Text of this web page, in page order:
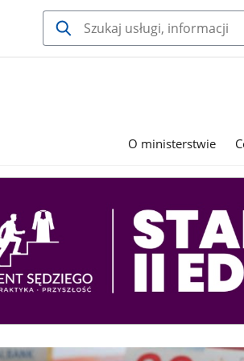
O ministerstwie